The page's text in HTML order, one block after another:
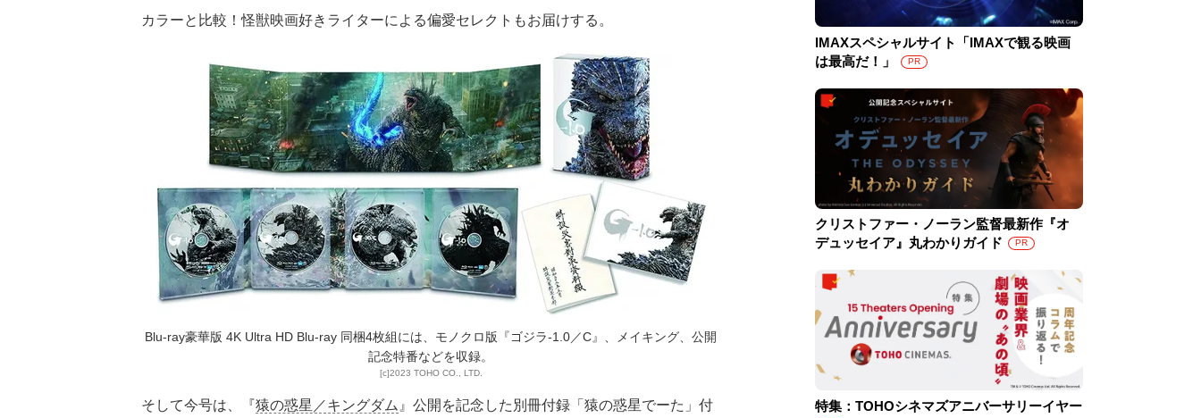
カラーと比較！怪獣映画好きライターによる偏愛セレクトもお届けする。
Blu-ray豪華版 4K Ultra HD Blu-ray 同梱4枚組には、モノクロ版『ゴジラ-1.0／C』、メイキング、公開
記念特番などを収録。
[c]2023 TOHO CO., LTD.
そして今号は、『猿の惑星／キングダム 』公開を記念した別冊付録「猿の惑星でーた」付
IMAXスペシャルサイト「IMAXで観る映画
は最高だ！」
PR
クリストファー・ノーラン監督最新作『オ
デュッセイア』丸わかりガイド
PR
特集：TOHOシネマズアニバーサリーイヤー